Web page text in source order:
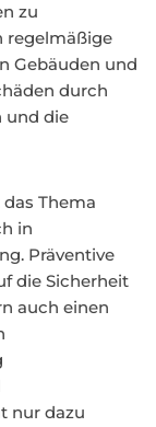
zu
regelmäßige
Gebäuden und
durch
und die
Thema
in
Präventive
die Sicherheit
auch einen
nur dazu